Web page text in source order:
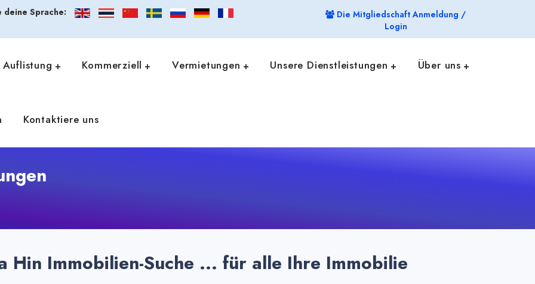
deine Sprache:
Die Mitgliedschaft Anmeldung /
Login
Auflistung Kommerziell Vermietungen Unsere Dienstleistungen Über uns
Kontaktiere uns
Hin Immobilien-Suche ... für alle Ihre Immobilie